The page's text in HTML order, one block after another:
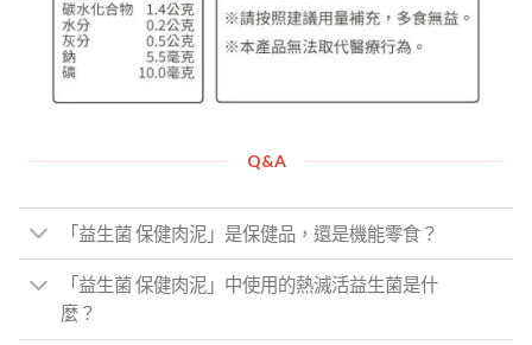
Q&A
「益生菌 保健肉泥」是保健品，還是機能零食？
「益生菌 保健肉泥」中使用的熱滅活益生菌是什
麼？